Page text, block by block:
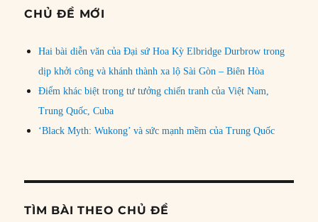
CHỦ ĐỀ MỚI
Hai bài diễn văn của Đại sứ Hoa Kỳ Elbridge Durbrow trong
dịp khởi công và khánh thành xa lộ Sài Gòn – Biên Hòa
Điểm khác biệt trong tư tưởng chiến tranh của Việt Nam,
Trung Quốc, Cuba
‘Black Myth: Wukong’ và sức mạnh mềm của Trung Quốc
TÌM BÀI THEO CHỦ ĐỀ